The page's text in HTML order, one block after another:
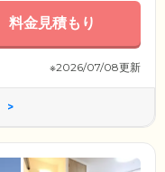
料金見積もり
※2026/07/08更新